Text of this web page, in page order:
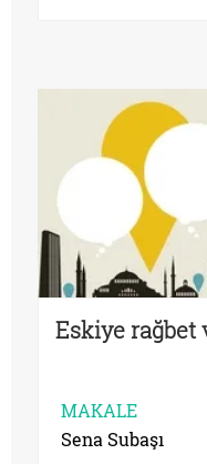
Eskiye rağbet
MAKALE
Sena Subaşı